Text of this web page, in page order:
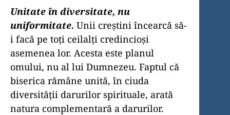
Unitate în diversitate, nu
uniformitate. Unii creştini încearcă să-
i facă pe toţi ceilalţi credincioşi
asemenea lor. Acesta este planul
omului, nu al lui Dumnezeu. Faptul că
biserica rămâne unită, în ciuda
diversităţii darurilor spirituale, arată
natura complementară a darurilor.